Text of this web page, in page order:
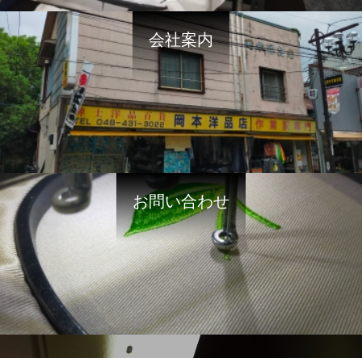
会社案内
お問い合わせ